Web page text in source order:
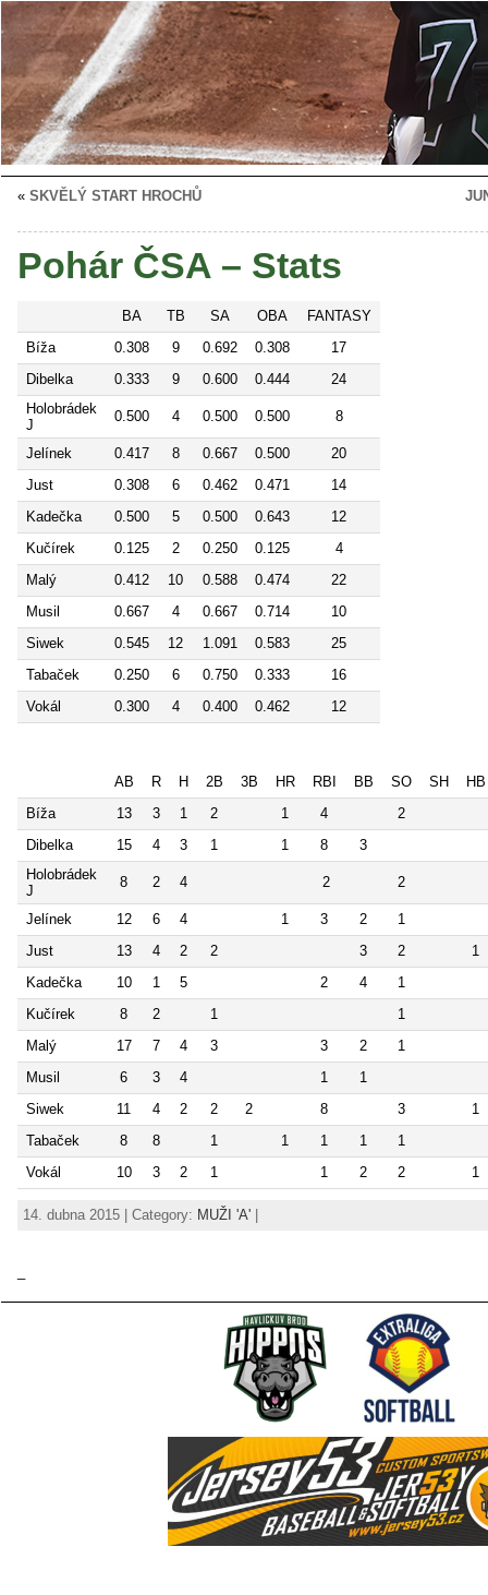
« SKVĚLÝ START HROCHŮ
Pohár ČSA – Stats
BA TB SA OBA
FANTASY
Bíža
0.308 9 0.692 0.308
17
Dibelka
0.333 9 0.600 0.444
24
Holobrádek
J
0.500 4 0.500 0.500 8
Jelínek 0.417 8 0.667 0.500
20
Just
0.308 6 0.462 0.471
14
Kadečka
0.500 5 0.500 0.643
12
Kučírek
0.125 2 0.250 0.125
4
Malý
0.412 10 0.588 0.474
22
Musil
0.667 4 0.667 0.714
10
Siwek
0.545 12 1.091 0.583
25
Tabaček
0.250 6 0.750 0.333
16
Vokál
0.300 4 0.400 0.462 12
AB R H 2B 3B HR RBI BB SO SH
HB
Bíža
13 3 1 2 1 4
2
Dibelka
15 4 3 1 1 8
3
Holobrádek
J
8 2 4 2 2
Jelínek 12 6 4 1 3 2
1
Just
13 4 2 2 3 2
1
Kadečka
10 1 5 2 4
1
Kučírek
8 2 1
1
Malý
17 7 4 3 3 2
1
Musil
6 3 4 1
1
Siwek
11 4 2 2 2 8 3
1
Tabaček
8 8 1 1 1 1
1
Vokál
10 3 2 1 1 2 2 1
14. dubna 2015 | Category: MUŽI 'A'